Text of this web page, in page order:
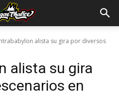
alista su gira por diversos
alista su gira
en